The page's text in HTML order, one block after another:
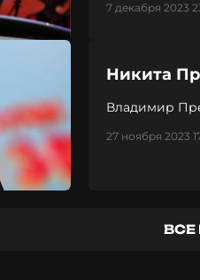
7 декабря 2023
Никита
Владимир
27 ноября 2023
ВСЕ